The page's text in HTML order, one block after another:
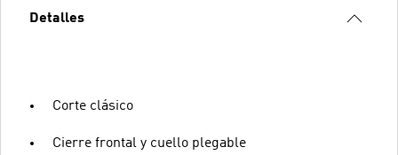
Detalles
Corte clásico
Cierre frontal y cuello plegable